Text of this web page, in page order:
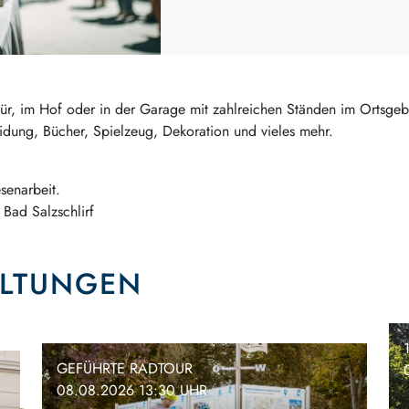
im Hof oder in der Garage mit zahlreichen Ständen im
Bücher, Spielzeug, Dekoration und vieles mehr.
Salzschlirf
GEFÜHRTE RADTOUR
08.08.2026 13:30 UHR